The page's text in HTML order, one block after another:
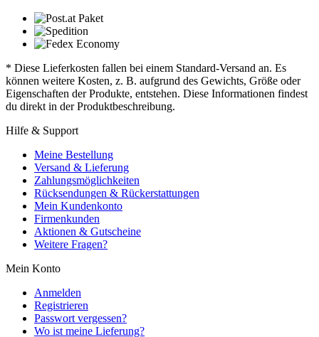
* Diese Lieferkosten fallen bei einem Standard-Versand an. Es
können weitere Kosten, z. B. aufgrund des Gewichts, Größe oder
Eigenschaften der Produkte, entstehen. Diese Informationen findest
du direkt in der Produktbeschreibung.
Hilfe & Support
Meine Bestellung
Versand & Lieferung
Zahlungsmöglichkeiten
Rücksendungen & Rückerstattungen
Mein Kundenkonto
Firmenkunden
Aktionen & Gutscheine
Weitere Fragen?
Mein Konto
Anmelden
Registrieren
Passwort vergessen?
Wo ist meine Lieferung?